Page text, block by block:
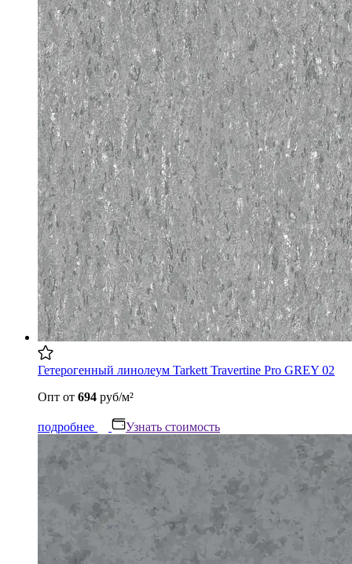
Гетерогенный линолеум Tarkett Travertine Pro GREY 02
Опт от 694 руб/м²
подробнее Узнать стоимость